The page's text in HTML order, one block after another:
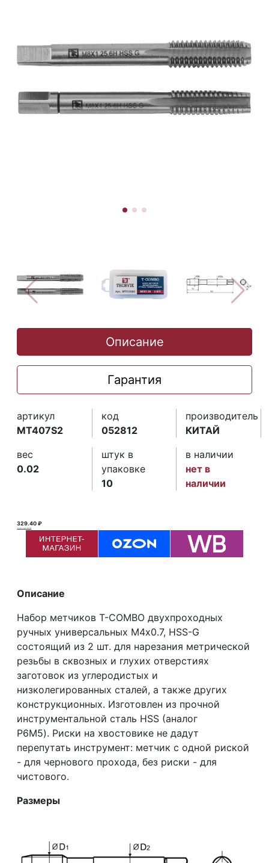
Описание
Гарантия
артикул
MT407S2
код
052812
производитель
КИТАЙ
вес
0.02
штук в
упаковке
10
в наличии
нет в
наличии
329.40 ₽
330.00 ₽ ₽
Описание
Набор метчиков T-COMBO двухпроходных
ручных универсальных М4х0.7, HSS-G
состоящий из 2 шт. для нарезания метрической
резьбы в сквозных и глухих отверстиях
заготовок из углеродистых и
низколегированных сталей, а также других
конструкционных. Изготовлен из прочной
инструментальной сталь HSS (аналог
Р6М5). Риски на хвостовике не дадут
перепутать инструмент: метчик с одной риской
- для чернового прохода, без риски - для
чистового.
Размеры